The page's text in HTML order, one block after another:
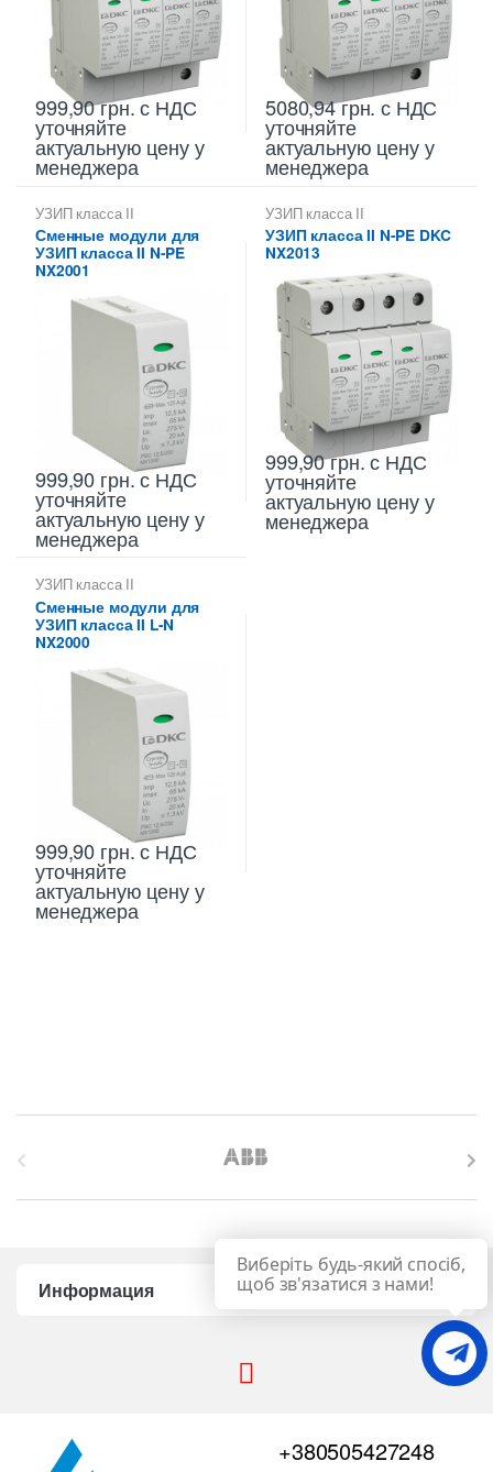
999,90грн.с НДС
уточняйте
актуальную цену у
менеджера
5080,94грн. с НДС
уточняйте
актуальную цену у
менеджера
УЗИП класса II
Сменные модули для
УЗИП класса II N-PE
NX2001
999,90 грн.с НДС
уточняйте
актуальную цену у
менеджера
УЗИП класса II
УЗИП класса II N-PE DKC
NX2013
999,90грн.с НДС
уточняйте
актуальную цену у
менеджера
УЗИП класса II
Сменные модули для
УЗИП класса II L-N
NX2000
999,90 грн.с НДС
уточняйте
актуальную цену у
менеджера
Информация
+380505427248
Виберіть будь-який спосіб,
щоб зв'язатися з нами!